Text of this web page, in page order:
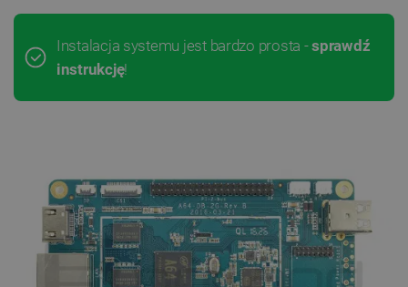
Instalacja systemu jest bardzo prosta -sprawdź
instrukcję!